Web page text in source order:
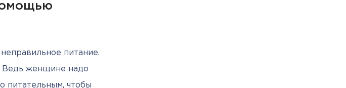
питание.
Ведь женщине надо
питательным, чтобы